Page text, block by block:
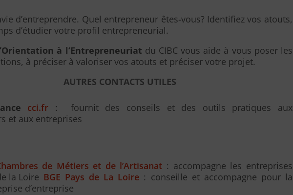
d’entreprendre. Quel entrepreneur êtes-vous? Identifiez vos atouts,
d’étudier votre profil entrepreneurial.
à l’Entrepreneuriat du CIBC vous aide à vous poser les
à préciser à valoriser vos atouts et préciser votre projet.
AUTRES CONTACTS UTILES
cci.fr : fournit des conseils et des outils pratiques aux
et aux entreprises
de Métiers et de l’Artisanat : accompagne les entreprises
BGE Pays de La Loire : conseille et accompagne pour la
d’entreprise